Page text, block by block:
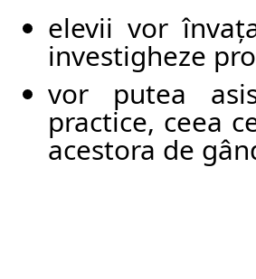
elevii vor
investigheze
vor putea
practice, ceea
acestora de